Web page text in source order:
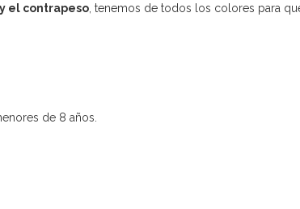
el contrapeso , tenemos de todos los colores para
de 8 años.